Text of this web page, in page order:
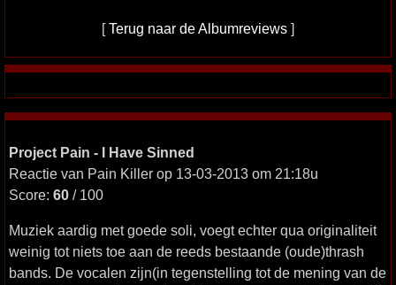
[Terug naar de Albumreviews ]
Project Pain - I Have Sinned
Reactie van Pain Killer op 13-03-2013 om 21:18u
Score: 60 / 100
Muziek aardig met goede soli, voegt echter qua originaliteit
weinig tot niets toe aan de reeds bestaande (oude)thrash
bands. De vocalen zijn(in tegenstelling tot de mening van de